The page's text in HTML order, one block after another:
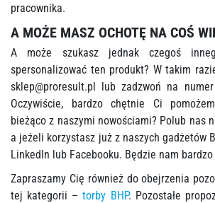
pracownika.
A MOŻE MASZ OCHOTĘ NA COŚ
A może szukasz jednak czegoś
spersonalizować ten produkt? W takim
sklep@proresult.pl lub zadzwoń na
Oczywiście, bardzo chętnie Ci
bieżąco z naszymi nowościami? Polub nas
a jeżeli korzystasz już z naszych gadżetów
LinkedIn lub Facebooku. Będzie nam bardzo
Zapraszamy Cię również do obejrzenia
tej kategorii –torby BHP. Pozostałe